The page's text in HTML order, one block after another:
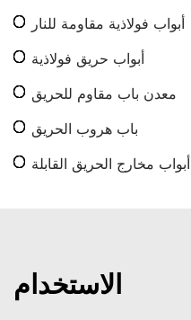
أبواب فولاذية مقاومة للنار
أبواب حريق فولاذية
معدن باب مقاوم للحريق
باب هروب الحريق
أبواب مخارج الحريق القابلة
الاستخدام